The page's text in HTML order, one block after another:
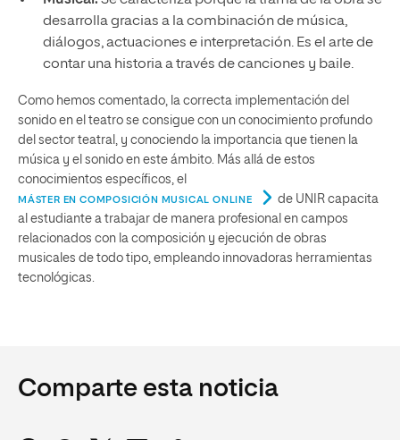
desarrolla gracias a la combinación de música,
diálogos, actuaciones e interpretación. Es el arte de
contar una historia a través de canciones y baile.
Como hemos comentado, la correcta implementación del
sonido en el teatro se consigue con un conocimiento profundo
del sector teatral, y conociendo la importancia que tienen la
música y el sonido en este ámbito. Más allá de estos
conocimientos específicos, el
MÁSTER EN COMPOSICIÓN MUSICAL ONLINE
de UNIR capacita
al estudiante a trabajar de manera profesional en campos
relacionados con la composición y ejecución de obras
musicales de todo tipo, empleando innovadoras herramientas
tecnológicas.
Comparte esta noticia